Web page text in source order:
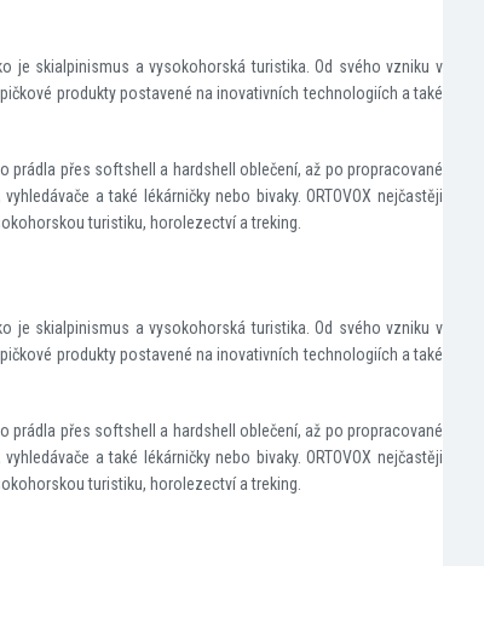
je skialpinismus a vysokohorská turistika. Od svého vzniku v
produkty postavené na inovativních technologiích a také
prádla přes softshell a hardshell oblečení, až po propracované
a také lékárničky nebo bivaky. ORTOVOX nejčastěji
turistiku, horolezectví a treking.
je skialpinismus a vysokohorská turistika. Od svého vzniku v
produkty postavené na inovativních technologiích a také
prádla přes softshell a hardshell oblečení, až po propracované
a také lékárničky nebo bivaky. ORTOVOX nejčastěji
turistiku, horolezectví a treking.